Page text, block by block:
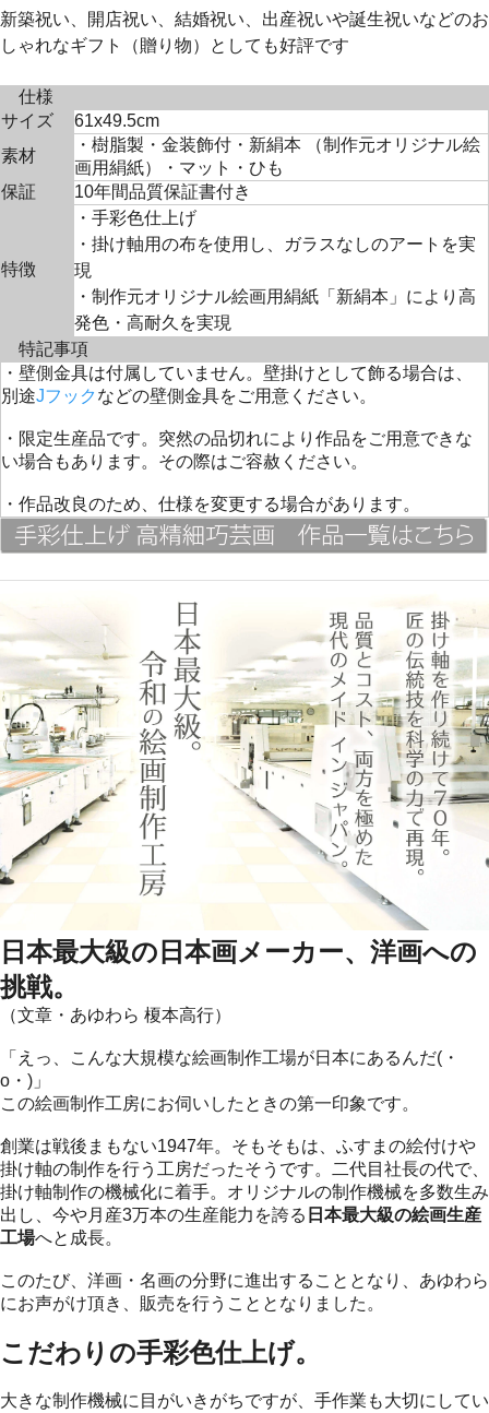
新築祝い、開店祝い、結婚祝い、出産祝いや誕生祝いなどのお
しゃれなギフト（贈り物）としても好評です
仕様
サイズ
61x49.5cm
素材
・樹脂製・金装飾付・新絹本 （制作元オリジナル絵
画用絹紙）・マット・ひも
保証
10年間品質保証書付き
特徴
・手彩色仕上げ
・掛け軸用の布を使用し、ガラスなしのアートを実
現
・制作元オリジナル絵画用絹紙「新絹本」により高
発色・高耐久を実現
特記事項
・壁側金具は付属していません。壁掛けとして飾る場合は、
別途Jフック などの壁側金具をご用意ください。
・限定生産品です。突然の品切れにより作品をご用意できな
い場合もあります。その際はご容赦ください。
・作品改良のため、仕様を変更する場合があります。
日本最大級の日本画メーカー、洋画への
挑戦。
（文章・あゆわら 榎本高行）
「えっ、こんな大規模な絵画制作工場が日本にあるんだ(・
o・)」
この絵画制作工房にお伺いしたときの第一印象です。
創業は戦後まもない1947年。そもそもは、ふすまの絵付けや
掛け軸の制作を行う工房だったそうです。二代目社長の代で、
掛け軸制作の機械化に着手。オリジナルの制作機械を多数生み
出し、今や月産3万本の生産能力を誇る 日本最大級の絵画生産
工場へと成長。
このたび、洋画・名画の分野に進出することとなり、あゆわら
にお声がけ頂き、販売を行うこととなりました。
こだわりの手彩色仕上げ。
大きな制作機械に目がいきがちですが、手作業も大切にしてい